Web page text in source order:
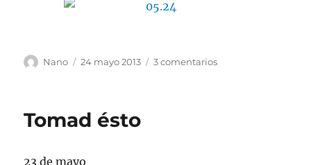
Autor
Nano
Publicado
24 mayo 2013 3 comentariosen
Tomad ésto
23 de mayo